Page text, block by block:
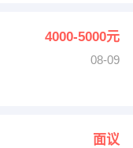
4000-5000元
08-09
面议